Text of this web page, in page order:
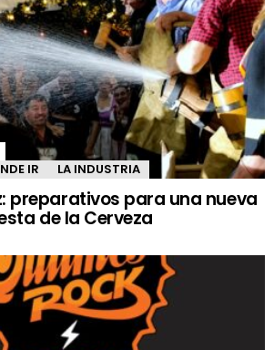
IR LA INDUSTRIA
preparativos para una nueva
de la Cerveza